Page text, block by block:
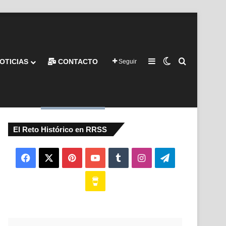
CONTACTO Seguir Barra lateral
Switch skin
El Reto Histórico en RRSS
Facebook PinterestYouTubeTumblrInstagramTelegram